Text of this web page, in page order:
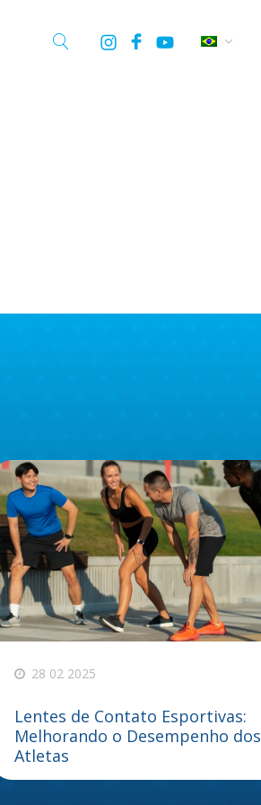
28 02 2025
Lentes de Contato Esportivas:
Melhorando o Desempenho dos
Atletas